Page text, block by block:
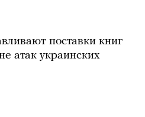
поставки книг
атак украинских